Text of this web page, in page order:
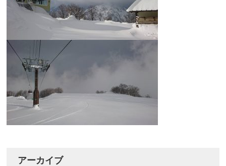
アーカイブ